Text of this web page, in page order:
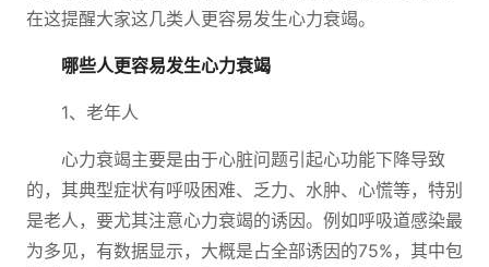
在这提醒大家这几类人更容易发生心力衰竭。
哪些人更容易发生心力衰竭
1、老年人
心力衰竭主要是由于心脏问题引起心功能下降导致
的，其典型症状有呼吸困难、乏力、水肿、心慌等，特别
是老人，要尤其注意心力衰竭的诱因。例如呼吸道感染最
为多见，有数据显示，大概是占全部诱因的75%，其中包